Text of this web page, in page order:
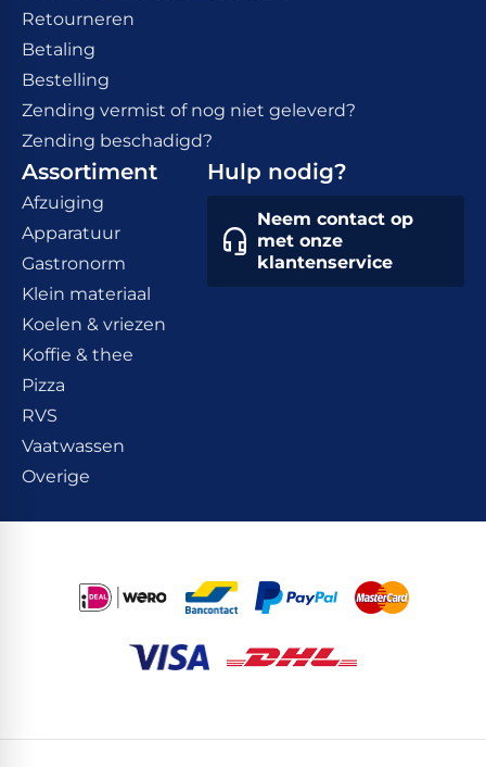
Retourneren
Betaling
Bestelling
Zending vermist of nog niet geleverd?
Zending beschadigd?
Assortiment
Afzuiging
Apparatuur
Gastronorm
Klein materiaal
Koelen & vriezen
Koffie & thee
Pizza
RVS
Vaatwassen
Overige
Hulp nodig?
Neem contact op
met onze
klantenservice